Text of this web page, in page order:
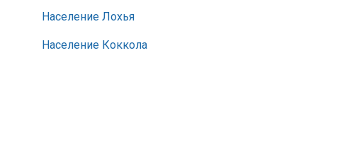
Население Лохья
Население Коккола